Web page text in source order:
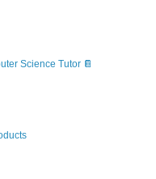
Science Tutor 📔